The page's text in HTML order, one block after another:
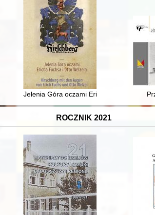
Marcel Lefebvre i czasy, które
Jelenia Góra oczami Ericha Fuchsa i Otto
ROCZNIK 2021